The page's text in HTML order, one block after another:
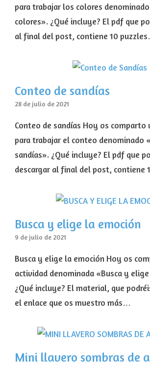
para trabajar los colores
colores». ¿Qué incluye? El pdf que
al final del post, contiene 10
Conteo de sandías
28 de julio de 2021
Conteo de sandías Hoy os comparto
para trabajar el conteo denominado
sandías». ¿Qué incluye? El pdf que
descargar al final del post, contiene
Busca y elige la emoción
9 de julio de 2021
Busca y elige la emoción Hoy os
actividad denominada «Busca y
¿Qué incluye? El material, que
el enlace que os muestro más…
Mini llavero sombras de